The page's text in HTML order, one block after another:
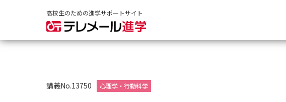
高校生のための進学サポートサイト
講義No.13750 心理学・行動科学